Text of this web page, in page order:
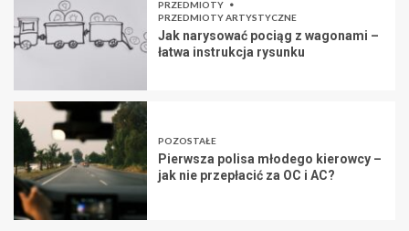
PRZEDMIOTY
PRZEDMIOTY ARTYSTYCZNE
Jak narysować pociąg z wagonami –
łatwa instrukcja rysunku
POZOSTAŁE
Pierwsza polisa młodego kierowcy –
jak nie przepłacić za OC i AC?